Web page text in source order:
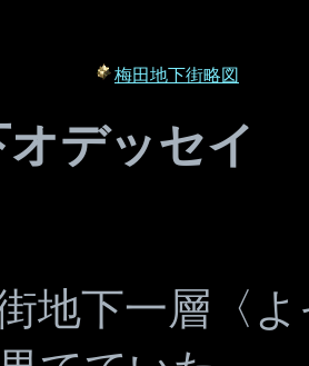
梅田地下街略図
デッセイ
地下一層〈